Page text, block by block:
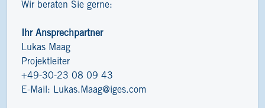
Wir beraten Sie gerne:
Ihr Ansprechpartner
Lukas Maag
Projektleiter
+49-30-23 08 09 43
E-Mail: Lukas.Maag@iges.com